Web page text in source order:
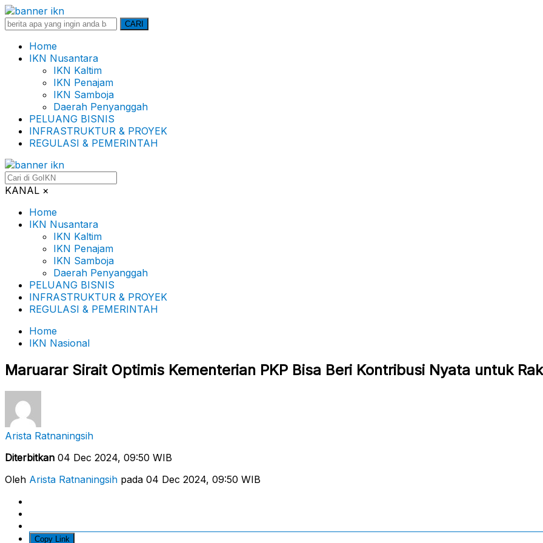
Search
CARI
Home
IKN Nusantara
IKN Kaltim
IKN Penajam
IKN Samboja
Daerah Penyanggah
PELUANG BISNIS
INFRASTRUKTUR & PROYEK
REGULASI & PEMERINTAH
KANAL ×
Home
IKN Nusantara
IKN Kaltim
IKN Penajam
IKN Samboja
Daerah Penyanggah
PELUANG BISNIS
INFRASTRUKTUR & PROYEK
REGULASI & PEMERINTAH
Home
IKN Nasional
Maruarar Sirait Optimis Kementerian PKP Bisa Beri Kontribusi Nyata untuk
Arista Ratnaningsih
Diterbitkan 04 Dec 2024, 09:50 WIB
Oleh Arista Ratnaningsih pada 04 Dec 2024, 09:50 WIB
Copy Link